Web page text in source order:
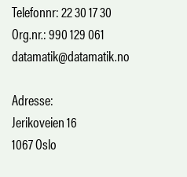
Telefonnr: 22 30 17 30
Org.nr.: 990 129 061
datamatik@datamatik.no
Adresse:
Jerikoveien 16
1067 Oslo